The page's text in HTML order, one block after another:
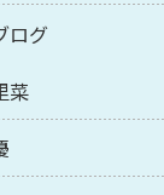
ログ
菜